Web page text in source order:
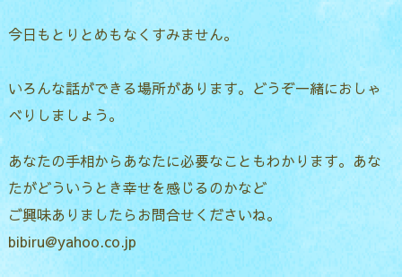
今日もとりとめもなくすみません。
いろんな話ができる場所があります。どうぞ一緒におしゃ
べりしましょう。
あなたの手相からあなたに必要なこともわかります。あな
たがどういうとき幸せを感じるのかなど
ご興味ありましたらお問合せくださいね。
bibiru@yahoo.co.jp